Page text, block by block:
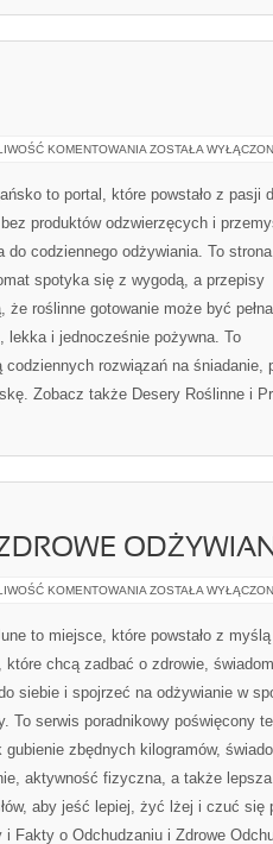
KOMENTOWANIA KUCHNIE
ZOSTAŁA
to portal, które powstało z pasji
produktów odzwierzęcych i
do codziennego odżywiania. To
spotyka się z wygodą, a przepisy
że roślinne gotowanie może być pełna
lekka i jednocześnie pożywna. To
rozwiązań na śniadanie,
Zobacz także Desery Roślinne i
KOMENTOWANIA DIETA,
ODŻYWIANIE
ZOSTAŁA
to miejsce, które powstało z
które chcą zadbać o zdrowie,
siebie i spojrzeć na odżywianie w
To serwis poradnikowy poświęcony
gubienie zbędnych kilogramów,
aktywność fizyczna, a także lepsza
aby jeść lepiej, żyć lżej i czuć się
Fakty o Odchudzaniu i Zdrowe